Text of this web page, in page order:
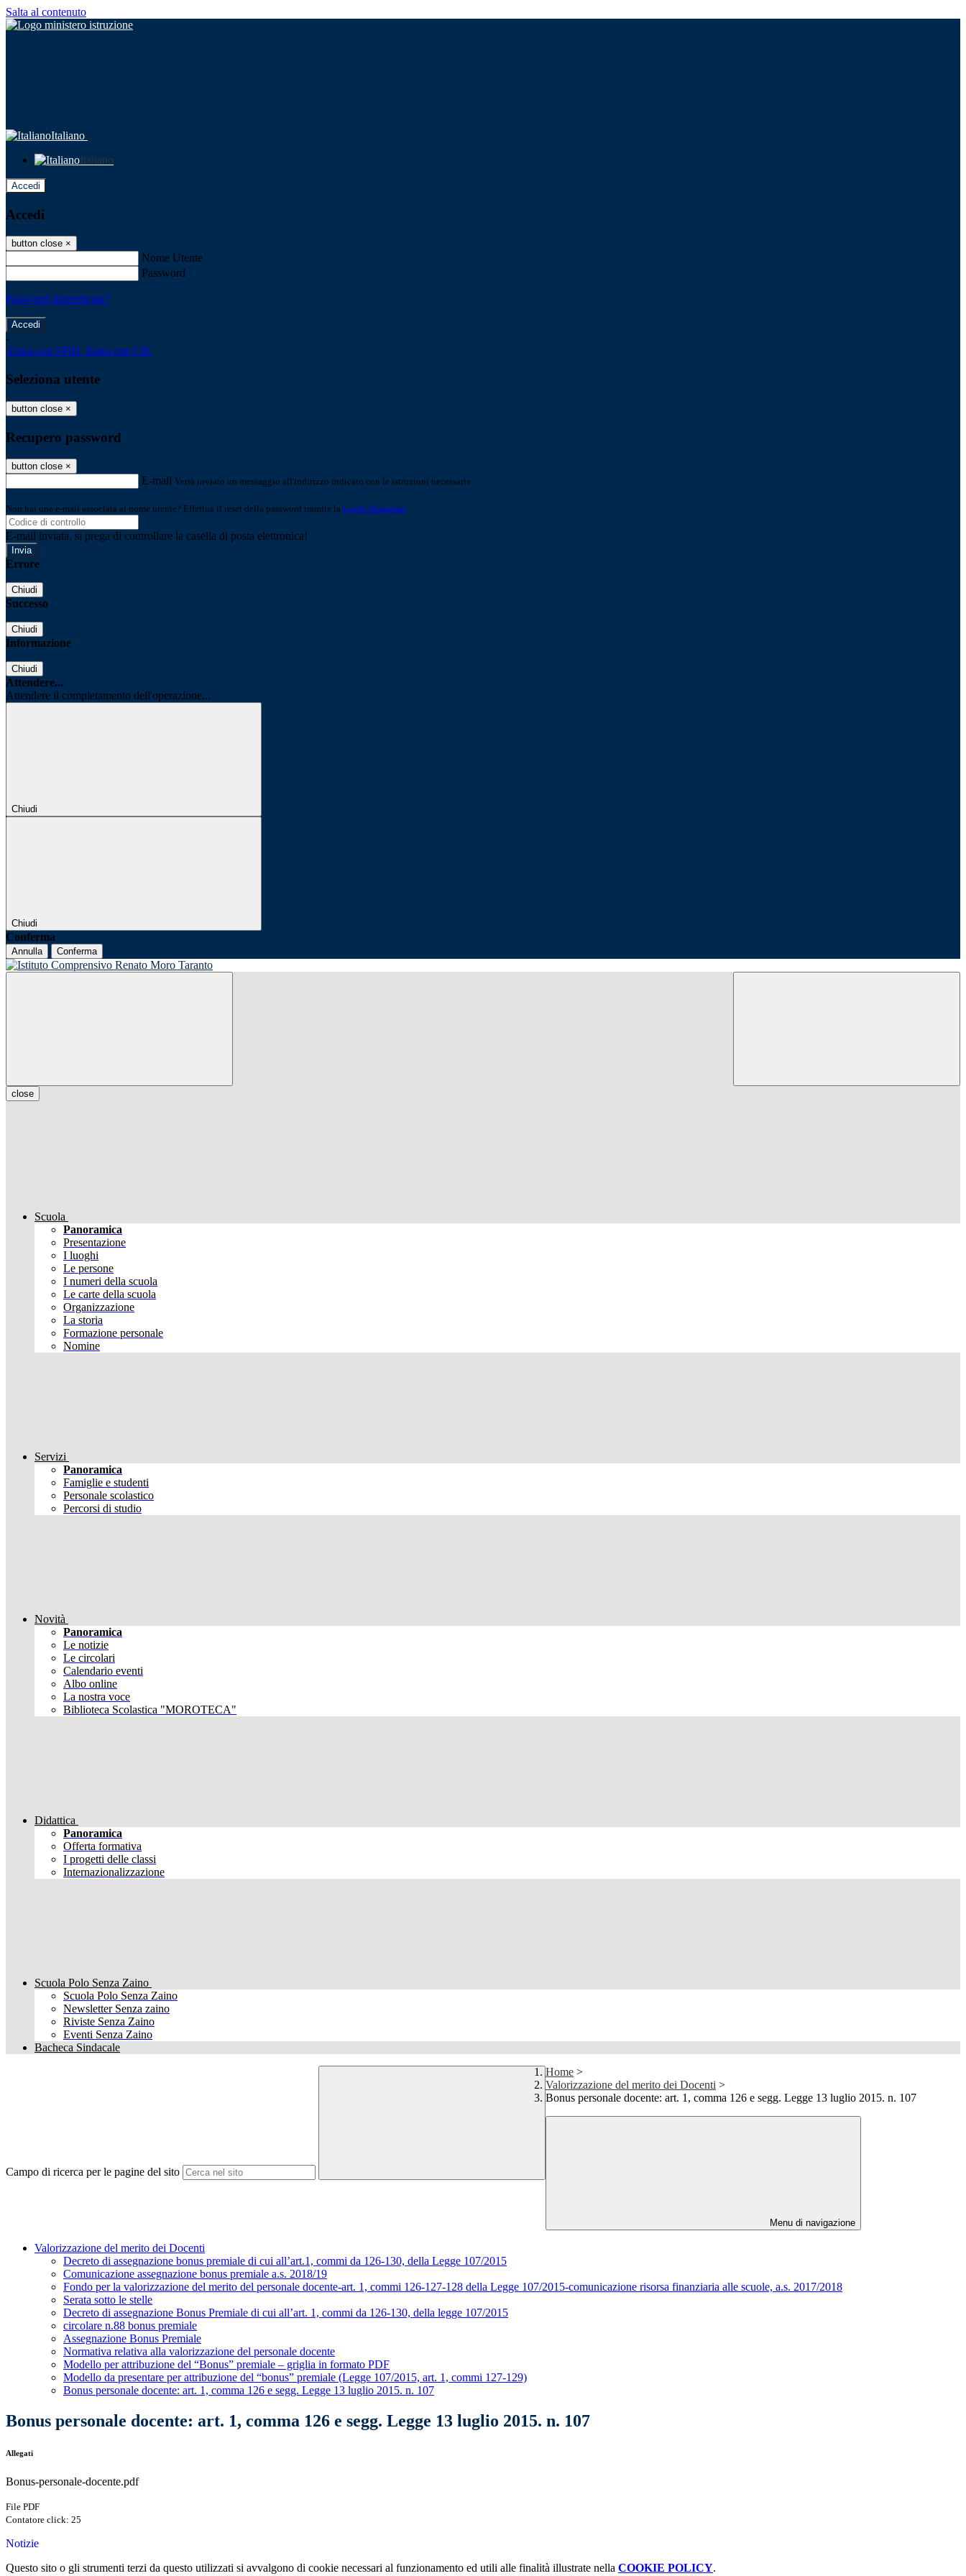
Salta al contenuto
Italiano
Italiano
Accedi
Accedi
button close ×
Nome Utente
Password
Password dimenticata?
-
Entra con SPID Entra con CIE
Seleziona utente
button close ×
Recupero password
button close ×
E-mail Verrà inviato un messaggio all'indirizzo indicato con le istruzioni necessarie.
Non hai una e-mail associata al nome utente? Effettua il reset della password tramite la Login Spaggiari
E-mail inviata, si prega di controllare la casella di posta elettronica!
Errore
Chiudi
Successo
Chiudi
Informazione
Chiudi
Attendere...
Attendere il completamento dell'operazione...
Chiudi
Chiudi
Conferma
Annulla Conferma
close
Scuola
Panoramica
Presentazione
I luoghi
Le persone
I numeri della scuola
Le carte della scuola
Organizzazione
La storia
Formazione personale
Nomine
Servizi
Panoramica
Famiglie e studenti
Personale scolastico
Percorsi di studio
Novità
Panoramica
Le notizie
Le circolari
Calendario eventi
Albo online
La nostra voce
Biblioteca Scolastica "MOROTECA"
Didattica
Panoramica
Offerta formativa
I progetti delle classi
Internazionalizzazione
Scuola Polo Senza Zaino
Scuola Polo Senza Zaino
Newsletter Senza zaino
Riviste Senza Zaino
Eventi Senza Zaino
Bacheca Sindacale
Campo di ricerca per le pagine del sito
Home >
Valorizzazione del merito dei Docenti >
Bonus personale docente: art. 1, comma 126 e segg. Legge 13 luglio 2015. n. 107
Menu di navigazione
Valorizzazione del merito dei Docenti
Decreto di assegnazione bonus premiale di cui all’art.1, commi da 126-130, della Legge 107/2015
Comunicazione assegnazione bonus premiale a.s. 2018/19
Fondo per la valorizzazione del merito del personale docente-art. 1, commi 126-127-128 della Legge 107/2015-comunicazione risorsa finanziaria alle scuole, a.s. 2017/2018
Serata sotto le stelle
Decreto di assegnazione Bonus Premiale di cui all’art. 1, commi da 126-130, della legge 107/2015
circolare n.88 bonus premiale
Assegnazione Bonus Premiale
Normativa relativa alla valorizzazione del personale docente
Modello per attribuzione del “Bonus” premiale – griglia in formato PDF
Modello da presentare per attribuzione del “bonus” premiale (Legge 107/2015, art. 1, commi 127-129)
Bonus personale docente: art. 1, comma 126 e segg. Legge 13 luglio 2015. n. 107
Bonus personale docente: art. 1, comma 126 e segg. Legge 13 luglio 2015. n. 107
Allegati
Bonus-personale-docente.pdf
File PDF
Contatore click: 25
Notizie
Questo sito o gli strumenti terzi da questo utilizzati si avvalgono di cookie necessari al funzionamento ed utili alle finalità illustrate nella COOKIE POLICY.